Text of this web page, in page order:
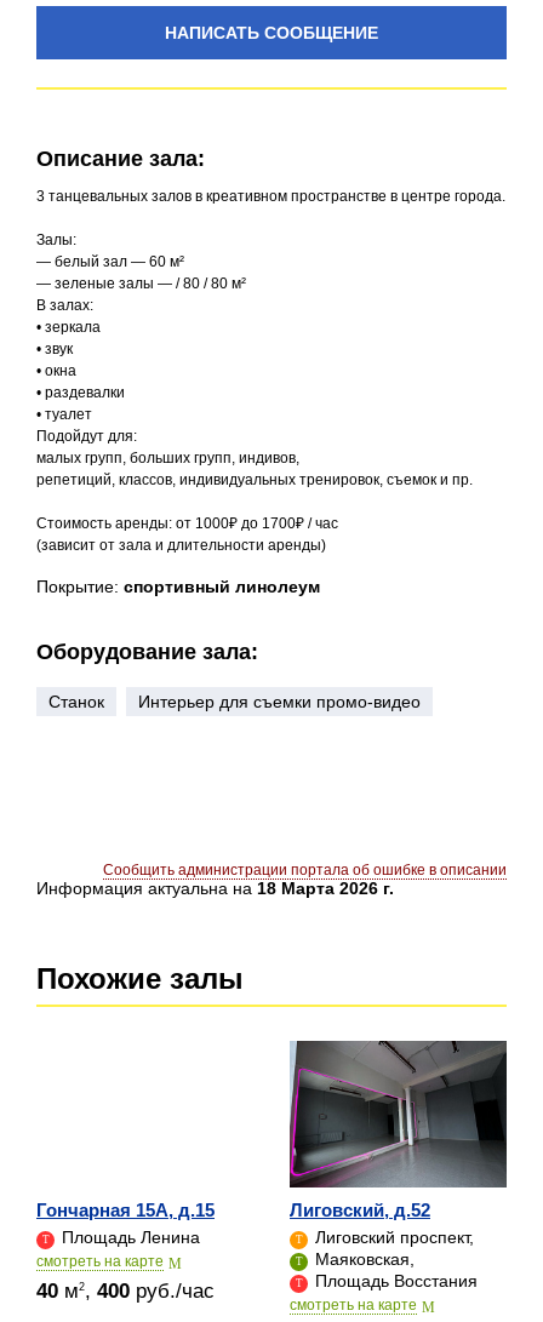
НАПИСАТЬ СООБЩЕНИЕ
Описание зала:
3 танцевальных залов в креативном пространстве в центре города.
Залы:
— белый зал — 60 м²
— зеленые залы — / 80 / 80 м²
В залах:
• зеркала
• звук
• окна
• раздевалки
• туалет
Подойдут для:
малых групп, больших групп, индивов,
репетиций, классов, индивидуальных тренировок, съемок и пр.
Стоимость аренды: от 1000₽ до 1700₽ / час
(зависит от зала и длительности аренды)
Покрытие: спортивный линолеум
Оборудование зала:
Станок Интерьер для съемки промо-видео
Сообщить администрации портала об ошибке в описании
Информация актуальна на 18 Марта 2026 г.
Похожие залы
Гончарная 15А, д.15
Площадь Ленина
cмотреть на карте
40 м2, 400 руб./час
Лиговский, д.52
Лиговский проспект,
Маяковская,
Площадь Восстания
cмотреть на карте